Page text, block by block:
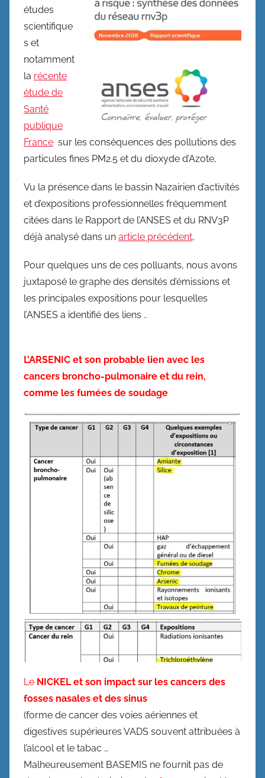
études
scientifique
s et
notamment
la récente
étude de
Santé
publique
France sur les conséquences des pollutions des
particules fines PM2.5 et du dioxyde d’Azote,
Vu la présence dans le bassin Nazairien d’activités
et d’expositions professionnelles fréquemment
citées dans le Rapport de l’ANSES et du RNV3P
déjà analysé dans un article précédent,
Pour quelques uns de ces polluants, nous avons
juxtaposé le graphe des densités d’émissions et
les principales expositions pour lesquelles
l’ANSES a identifié des liens ..
L’ARSENIC et son probable lien avec les
cancers broncho-pulmonaire et du rein,
comme les fumées de soudage
Le NICKEL et son impact sur les cancers des
fosses nasales et des sinus
(forme de cancer des voies aériennes et
digestives supérieures VADS souvent attribuées à
l’alcool et le tabac …
Malheureusement BASEMIS ne fournit pas de